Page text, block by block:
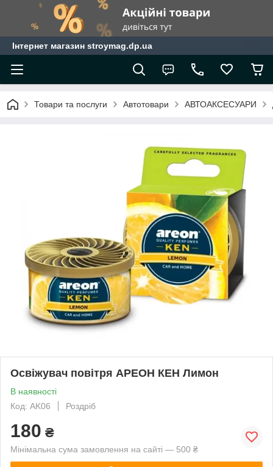
Інтернет магазин stroymag.dp.ua
Товари та послуги Автотовари АВТОАКСЕСУАРИ
Освіжувач повітря АРЕОН КЕН Лимон
В наявності
Код: AK06
Роздріб
180 ₴
Мінімальна сума замовлення на сайті — 500 ₴